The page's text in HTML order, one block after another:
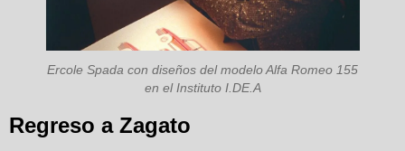
Ercole Spada con diseños del modelo Alfa Romeo 155
en el Instituto I.DE.A
Regreso a Zagato